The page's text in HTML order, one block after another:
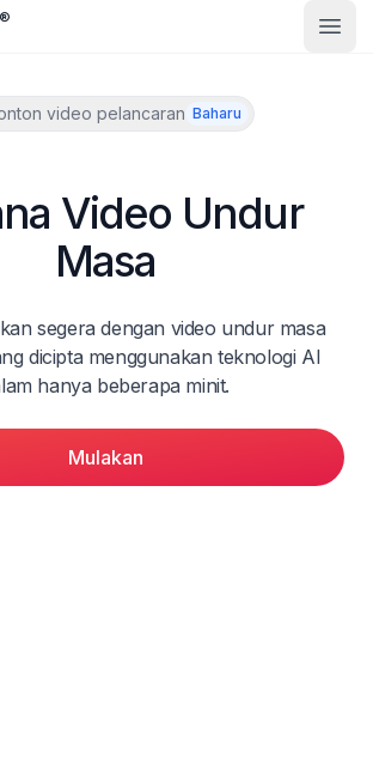
®
Buka
video pelancaran Baharu
Video Undur
Masa
segera dengan video undur masa
dicipta menggunakan teknologi AI
hanya beberapa minit.
Mulakan